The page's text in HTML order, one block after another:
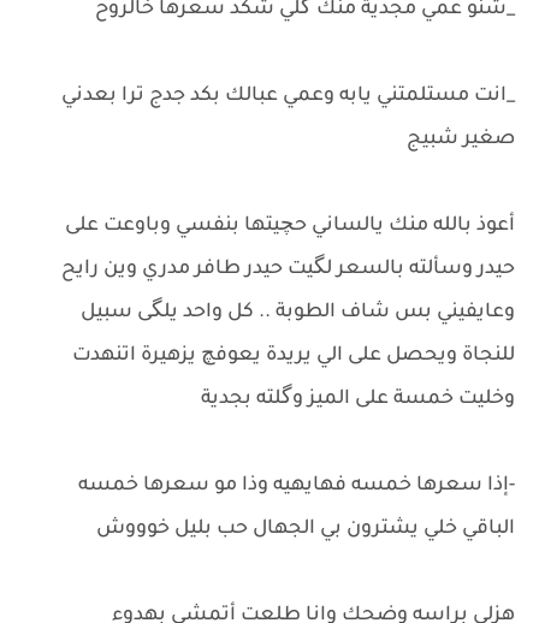
_شنو عمي مجدية منك گلي شكد سعرها خالروح
_انت مستلمتني يابه وعمي عبالك بكد جدج ترا بعدني
صغير شبيج
أعوذ بالله منك يالساني حچيتها بنفسي وباوعت على
حيدر وسألته بالسعر لگيت حيدر طافر مدري وين رايح
وعايفيني بس شاف الطوبة .. كل واحد يلگى سبيل
للنجاة ويحصل على الي يريدة يعوفچ يزهيرة اتنهدت
وخليت خمسة على الميز وگلته بجدية
-إذا سعرها خمسه فهايهيه وذا مو سعرها خمسه
الباقي خلي يشترون بي الجهال حب بليل خوووش
هزلي براسه وضحك وانا طلعت أتمشى بهدوء